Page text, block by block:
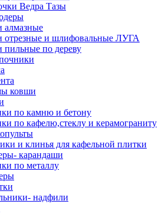
Ведра Тазы
алмазные
отрезные и шлифовальные ЛУГА
пильные по дереву
ковши
по камню и бетону
по кафелю,стеклу и керамограниту
и клинья для кафельной плитки
карандаши
по металлу
надфили